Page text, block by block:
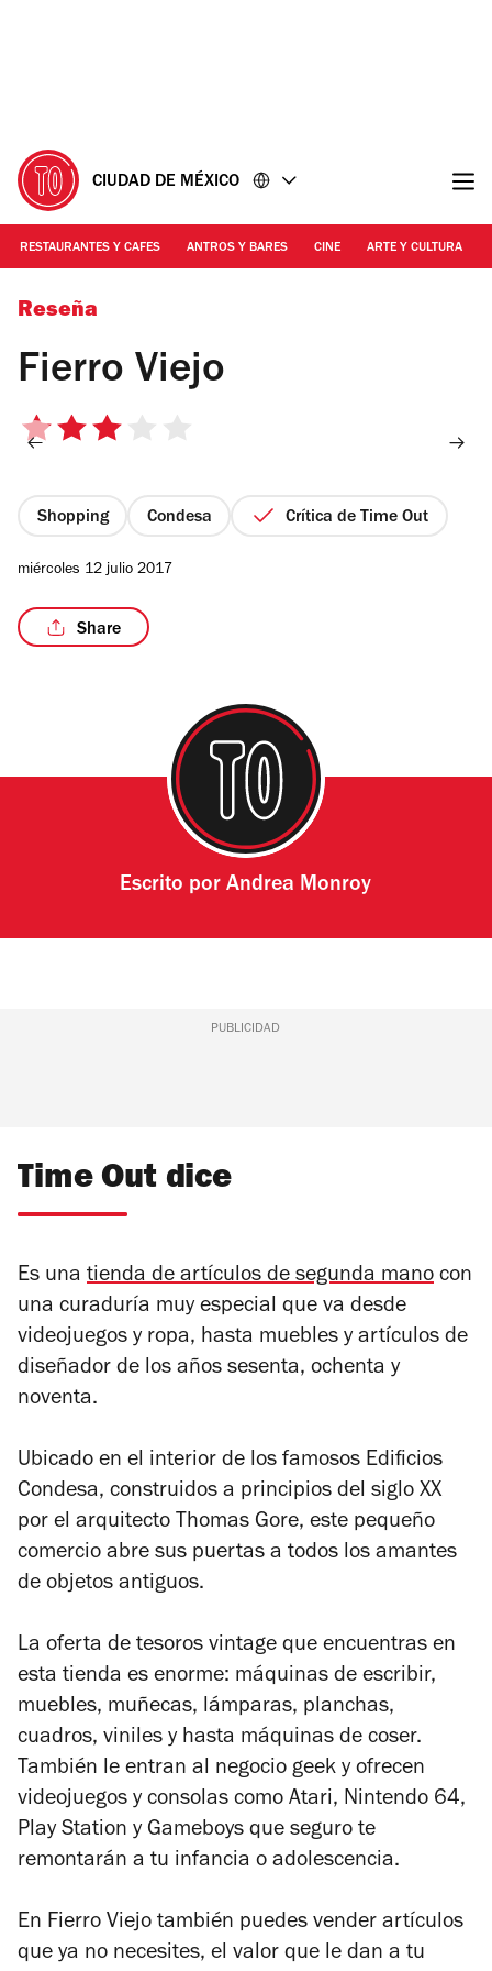
CIUDAD DE MÉXICO
RESTAURANTES Y CAFES ANTROS Y BARES CINE ARTE Y CULTURA
Foto:Andrea Monroy
Reseña
Fierro Viejo
3
estrellas
Shopping Condesa Crítica de Time Out
miércoles 12 julio 2017
Share
Escrito porAndrea Monroy
PUBLICIDAD
Time Out dice
Es una tienda de artículos de segunda mano con
una curaduría muy especial que va desde
videojuegos y ropa, hasta muebles y artículos de
diseñador de los años sesenta, ochenta y
noventa.
Ubicado en el interior de los famosos Edificios
Condesa, construidos a principios del siglo XX
por el arquitecto Thomas Gore, este pequeño
comercio abre sus puertas a todos los amantes
de objetos antiguos.
La oferta de tesoros vintage que encuentras en
esta tienda es enorme: máquinas de escribir,
muebles, muñecas, lámparas, planchas,
cuadros, viniles y hasta máquinas de coser.
También le entran al negocio geek y ofrecen
videojuegos y consolas como Atari, Nintendo 64,
Play Station y Gameboys que seguro te
remontarán a tu infancia o adolescencia.
En Fierro Viejo también puedes vender artículos
que ya no necesites, el valor que le dan a tu